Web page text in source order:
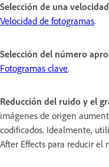
Selección de una
Velocidad de fotogramas.
Selección del número
Fotogramas clave.
Reducción del ruido y el
imágenes de origen
codificados. Idealmente,
After Effects para reducir el